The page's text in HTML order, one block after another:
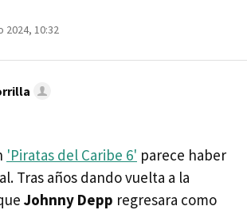
2024, 10:32
'Piratas del Caribe 6' parece haber
Tras años dando vuelta a la
Johnny Depp regresara como